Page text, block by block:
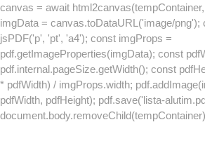
canvas = await
imgData = canvas.toDataURL('image/png');
jsPDF('p', 'pt', 'a4'); const imgProps =
pdf.getImageProperties(imgData); const
pdf.internal.pageSize.getWidth(); const
* pdfWidth) / imgProps.width;
pdfWidth, pdfHeight); pdf.save('lista-